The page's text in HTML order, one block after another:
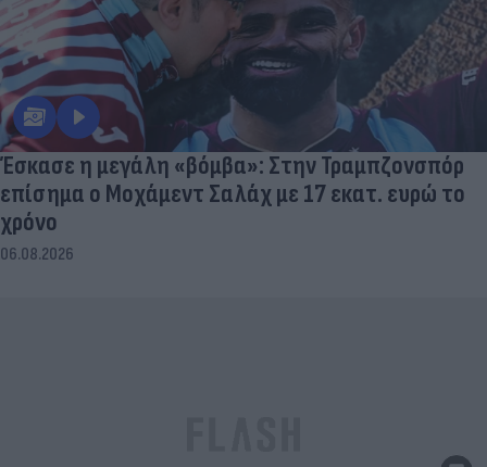
Έσκασε η μεγάλη «βόμβα»: Στην Τραμπζονσπόρ
επίσημα ο Μοχάμεντ Σαλάχ με 17 εκατ. ευρώ το
χρόνο
06.08.2026